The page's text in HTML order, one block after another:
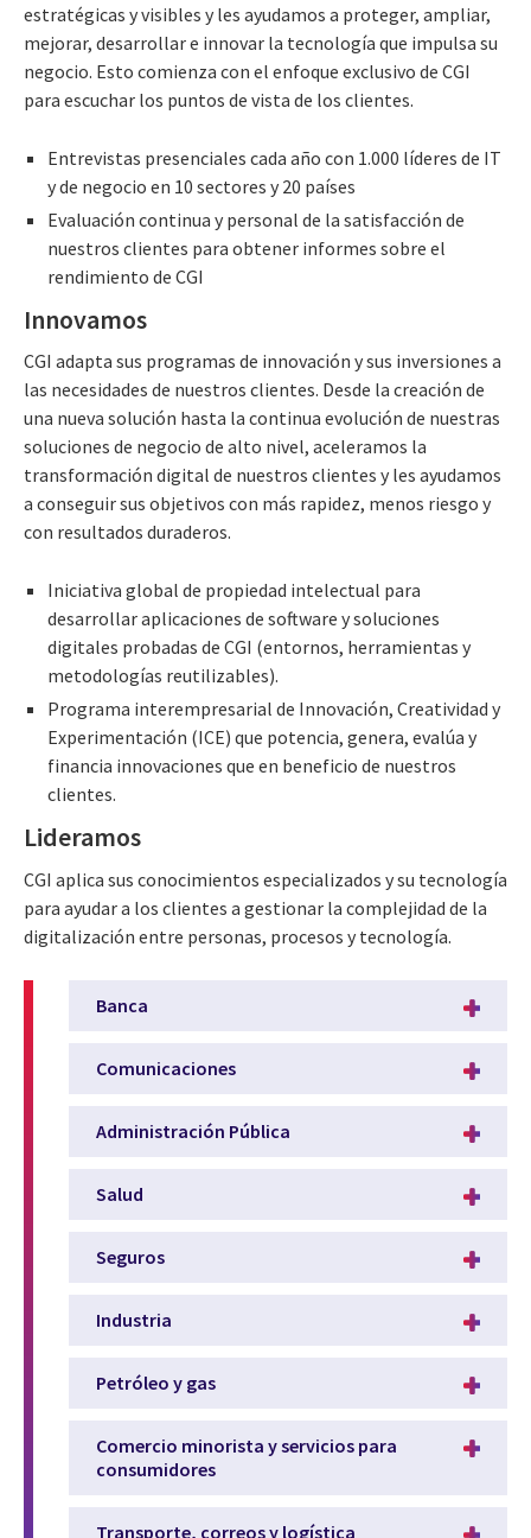
estratégicas y visibles y les ayudamos a proteger, ampliar,
mejorar, desarrollar e innovar la tecnología que impulsa su
negocio. Esto comienza con el enfoque exclusivo de CGI
para escuchar los puntos de vista de los clientes.
Entrevistas presenciales cada año con 1.000 líderes de IT
y de negocio en 10 sectores y 20 países
Evaluación continua y personal de la satisfacción de
nuestros clientes para obtener informes sobre el
rendimiento de CGI
Innovamos
CGI adapta sus programas de innovación y sus inversiones a
las necesidades de nuestros clientes. Desde la creación de
una nueva solución hasta la continua evolución de nuestras
soluciones de negocio de alto nivel, aceleramos la
transformación digital de nuestros clientes y les ayudamos
a conseguir sus objetivos con más rapidez, menos riesgo y
con resultados duraderos.
Iniciativa global de propiedad intelectual para
desarrollar aplicaciones de software y soluciones
digitales probadas de CGI (entornos, herramientas y
metodologías reutilizables).
Programa interempresarial de Innovación, Creatividad y
Experimentación (ICE) que potencia, genera, evalúa y
financia innovaciones que en beneficio de nuestros
clientes.
Lideramos
CGI aplica sus conocimientos especializados y su tecnología
para ayudar a los clientes a gestionar la complejidad de la
digitalización entre personas, procesos y tecnología.
Banca
Comunicaciones
Administración Pública
Salud
Seguros
Industria
Petróleo y gas
Comercio minorista y servicios para
consumidores
Transporte, correos y logística